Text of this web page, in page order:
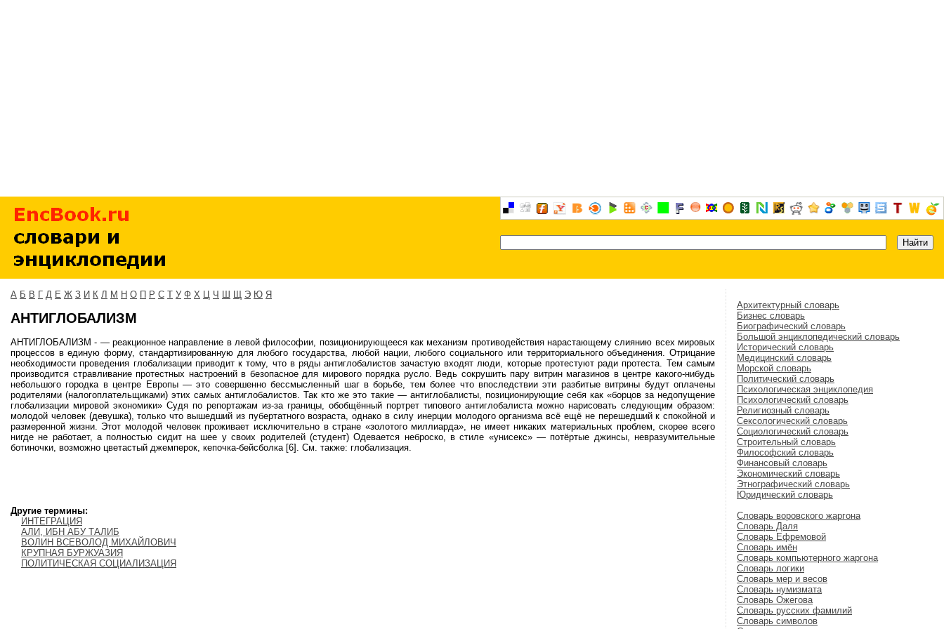
А Б В Г Д Е Ж З И К Л М Н О П Р С Т У Ф Х Ц Ч Ш Щ Э Ю Я
АНТИГЛОБАЛИЗМ
АНТИГЛОБАЛИЗМ - — реакционное направление в левой философии, позиционирующееся как механизм противодействия нарастающему слиянию всех мировых
процессов в единую форму, стандартизированную для любого государства, любой нации, любого социального или территориального объединения. Отрицание
необходимости проведения глобализации приводит к тому, что в ряды антиглобалистов зачастую входят люди, которые протестуют ради протеста. Тем самым
производится стравливание протестных настроений в безопасное для мирового порядка русло. Ведь сокрушить пару витрин магазинов в центре какого-нибудь
небольшого городка в центре Европы — это совершенно бессмысленный шаг в борьбе, тем более что впоследствии эти разбитые витрины будут оплачены
родителями (налогоплательщиками) этих самых антиглобалистов. Так кто же это такие — антиглобалисты, позиционирующие себя как «борцов за недопущение
глобализации мировой экономики» Судя по репортажам из-за границы, обобщённый портрет типового антиглобалиста можно нарисовать следующим образом:
молодой человек (девушка), только что вышедший из пубертатного возраста, однако в силу инерции молодого организма всё ещё не перешедший к спокойной и
размеренной жизни. Этот молодой человек проживает исключительно в стране «золотого миллиарда», не имеет никаких материальных проблем, скорее всего
нигде не работает, а полностью сидит на шее у своих родителей (студент) Одевается неброско, в стиле «унисекс» — потёртые джинсы, невразумительные
ботиночки, возможно цветастый джемперок, кепочка-бейсболка [6]. См. также: глобализация.
Другие термины:
ИНТЕГРАЦИЯ
АЛИ, ИБН АБУ ТАЛИБ
ВОЛИН ВСЕВОЛОД МИХАЙЛОВИЧ
КРУПНАЯ БУРЖУАЗИЯ
ПОЛИТИЧЕСКАЯ СОЦИАЛИЗАЦИЯ
Архитектурный словарь
Бизнес словарь
Биографический словарь
Большой энциклопедический словарь
Исторический словарь
Медицинский словарь
Морской словарь
Политический словарь
Психологическая энциклопедия
Психологический словарь
Религиозный словарь
Сексологический словарь
Социологический словарь
Строительный словарь
Философский словарь
Финансовый словарь
Экономический словарь
Этнографический словарь
Юридический словарь
Словарь воровского жаргона
Словарь Даля
Словарь Ефремовой
Словарь имён
Словарь компьютерного жаргона
Словарь логики
Словарь мер и весов
Словарь нумизмата
Словарь Ожегова
Словарь русских фамилий
Словарь символов